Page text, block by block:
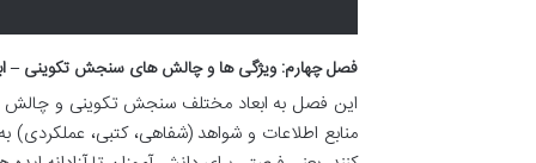
فصل چهارم: ویژگی ها و چالش های سنجش تکوینی –
این فصل به ابعاد مختلف سنجش تکوینی و چالش
منابع اطلاعات و شواهد (شفاهی، کتبی،